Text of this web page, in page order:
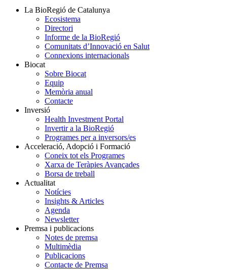
La BioRegió de Catalunya
Ecosistema
Directori
Informe de la BioRegió
Comunitats d’Innovació en Salut
Connexions internacionals
Biocat
Sobre Biocat
Equip
Memòria anual
Contacte
Inversió
Health Investment Portal
Invertir a la BioRegió
Programes per a inversors/es
Acceleració, Adopció i Formació
Coneix tot els Programes
Xarxa de Teràpies Avançades
Borsa de treball
Actualitat
Notícies
Insights & Articles
Agenda
Newsletter
Premsa i publicacions
Notes de premsa
Multimèdia
Publicacions
Contacte de Premsa